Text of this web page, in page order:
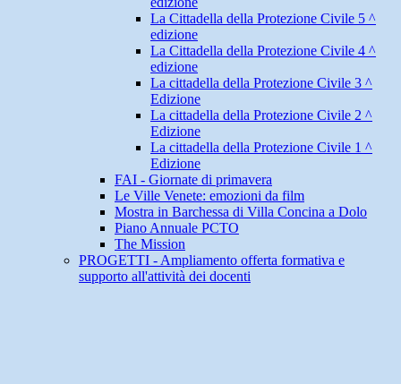
La Cittadella della Protezione Civile 5 ^
edizione
La Cittadella della Protezione Civile 4 ^
edizione
La cittadella della Protezione Civile 3 ^
Edizione
La cittadella della Protezione Civile 2 ^
Edizione
La cittadella della Protezione Civile 1 ^
Edizione
FAI - Giornate di primavera
Le Ville Venete: emozioni da film
Mostra in Barchessa di Villa Concina a Dolo
Piano Annuale PCTO
The Mission
PROGETTI - Ampliamento offerta formativa e
supporto all'attività dei docenti